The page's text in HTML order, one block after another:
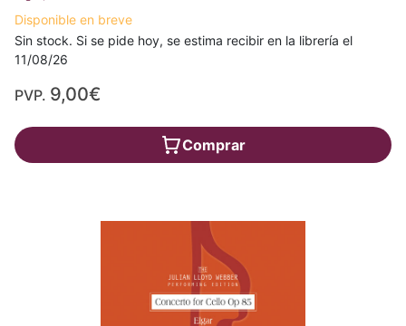
Disponible en breve
Sin stock. Si se pide hoy, se estima recibir en la librería el
11/08/26
PVP. 9,00€
Comprar